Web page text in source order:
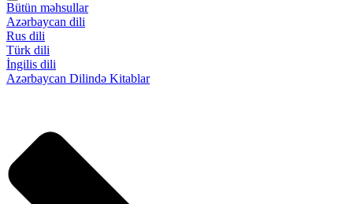
Bütün məhsullar
Azərbaycan dili
Rus dili
Türk dili
İngilis dili
Azərbaycan Dilində Kitablar